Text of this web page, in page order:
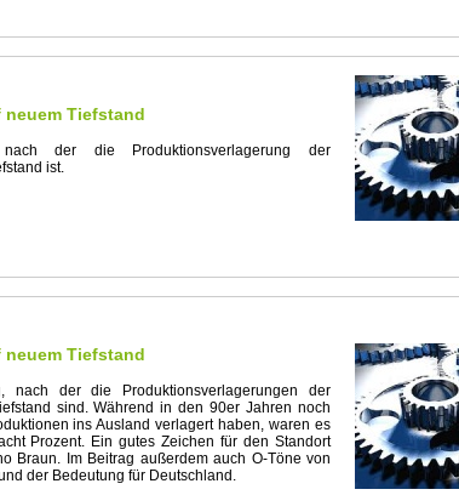
Tiefstand
nach der die Produktionsverlagerung der
ist.
Tiefstand
nach der die Produktionsverlagerungen der
sind. Während in den 90er Jahren noch
ins Ausland verlagert haben, waren es
Prozent. Ein gutes Zeichen für den Standort
Braun. Im Beitrag außerdem auch O-Töne von
der Bedeutung für Deutschland.